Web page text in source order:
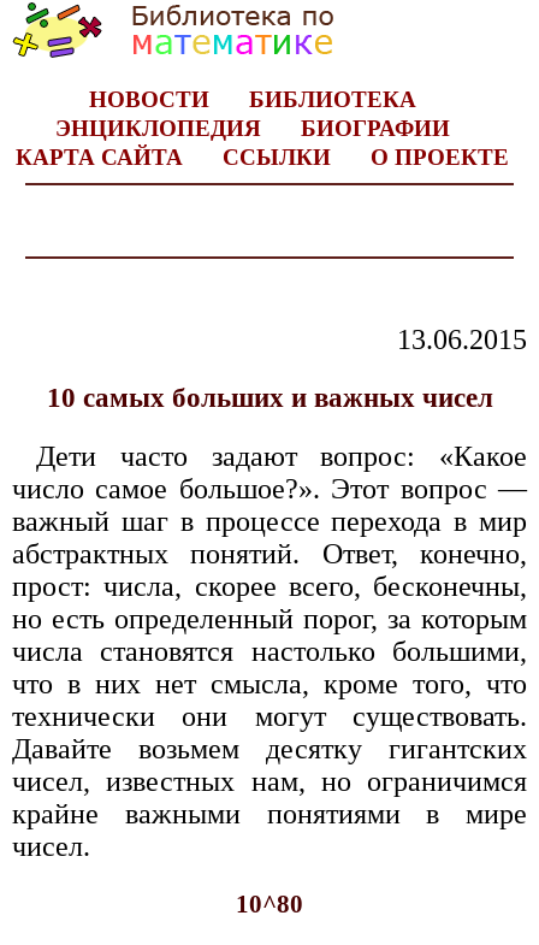
НОВОСТИ
БИБЛИОТЕКА
ЭНЦИКЛОПЕДИЯ
БИОГРАФИИ
КАРТА САЙТА
ССЫЛКИ О ПРОЕКТЕ
13.06.2015
10 самых больших и важных чисел
Дети часто задают вопрос: «Какое
число самое большое?». Этот вопрос —
важный шаг в процессе перехода в мир
абстрактных понятий. Ответ, конечно,
прост: числа, скорее всего, бесконечны,
но есть определенный порог, за которым
числа становятся настолько большими,
что в них нет смысла, кроме того, что
технически они могут существовать.
Давайте возьмем десятку гигантских
чисел, известных нам, но ограничимся
крайне важными понятиями в мире
чисел.
10^80